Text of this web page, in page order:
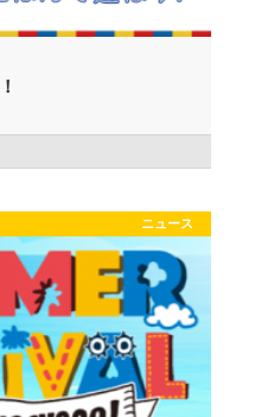
ニュース